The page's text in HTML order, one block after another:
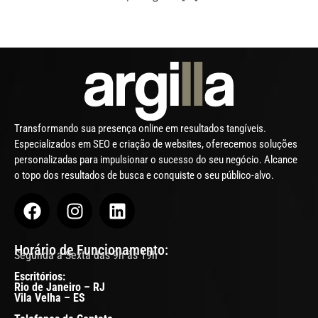
Transformando sua presença online em resultados tangíveis.
Especializados em SEO e criação de websites, oferecemos soluções
personalizadas para impulsionar o sucesso do seu negócio. Alcance
o topo dos resultados de busca e conquiste o seu público-alvo.
Horário de Funcionamento:
Segunda a Sexta das 9h às 19h
Escritórios:
Rio de Janeiro – RJ
Vila Velha – ES